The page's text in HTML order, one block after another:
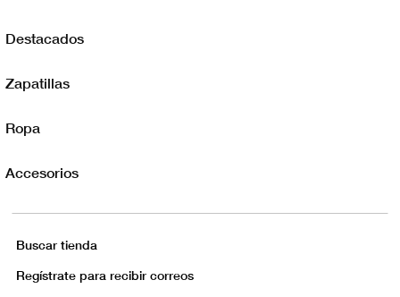
Destacados
Zapatillas
Ropa
Accesorios
Buscar tienda
Regístrate para recibir correos